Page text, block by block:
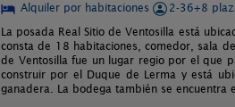
Alquiler por habitaciones
2-36+8
La posada Real Sitio de Ventosilla está
consta de 18 habitaciones, comedor, sala
de Ventosilla fue un lugar regio por el que
construir por el Duque de Lerma y está
ganadera. La bodega también se encuentra